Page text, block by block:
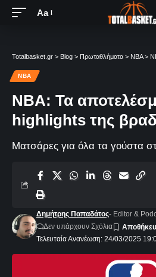
Aa
Totalbasket.gr > Blog > Πρωταθλήματα > NBA>
NBA
NBA: Τα
highlights της
Ματσάρες για όλα τα γούστα
Τελευταία Ανανέωση: 24/03/2025
Δημήτρης Παπαδάτος- Editor &
Δεν υπάρχουν Σχόλια